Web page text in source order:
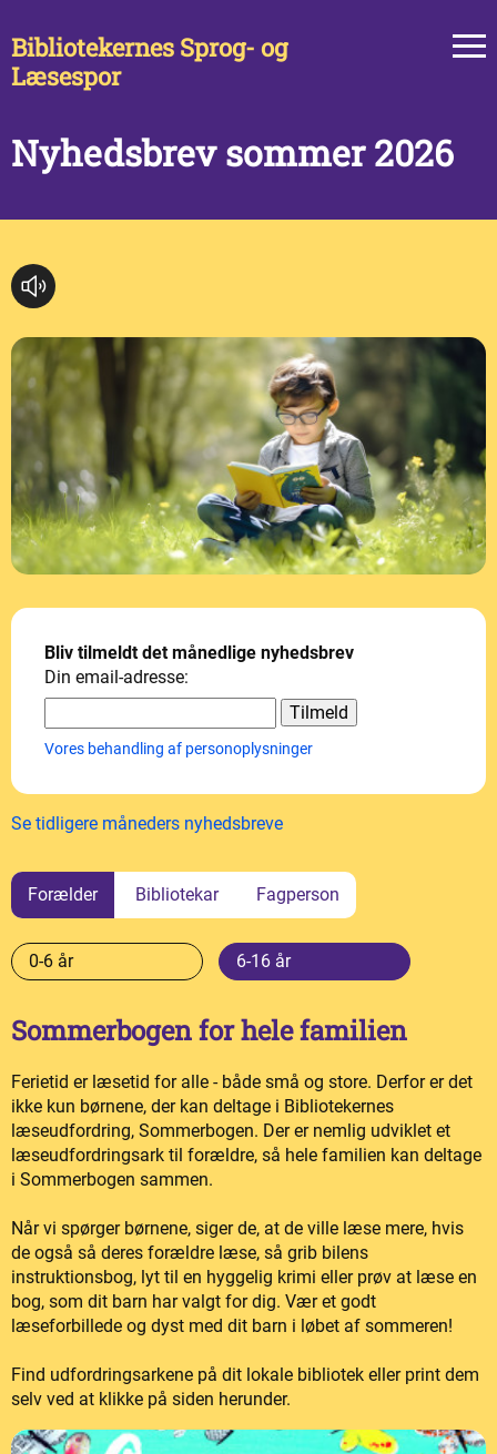
Bibliotekernes Sprog- og
Læsespor
Nyhedsbrev sommer 2026
Bliv tilmeldt det månedlige nyhedsbrev
Din email-adresse:
Vores behandling af personoplysninger
Se tidligere måneders nyhedsbreve
Forælder Bibliotekar Fagperson
0-6 år 6-16 år
Sommerbogen for hele familien
Ferietid er læsetid for alle - både små og store. Derfor er det
ikke kun børnene, der kan deltage i Bibliotekernes
læseudfordring, Sommerbogen. Der er nemlig udviklet et
læseudfordringsark til forældre, så hele familien kan deltage
i Sommerbogen sammen.
Når vi spørger børnene, siger de, at de ville læse mere, hvis
de også så deres forældre læse, så grib bilens
instruktionsbog, lyt til en hyggelig krimi eller prøv at læse en
bog, som dit barn har valgt for dig. Vær et godt
læseforbillede og dyst med dit barn i løbet af sommeren!
Find udfordringsarkene på dit lokale bibliotek eller print dem
selv ved at klikke på siden herunder.